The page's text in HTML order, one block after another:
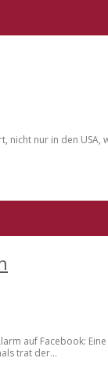
nur in den
auf Facebook:
trat der...